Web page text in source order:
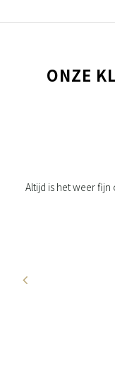
ONZE
Altijd is het weer